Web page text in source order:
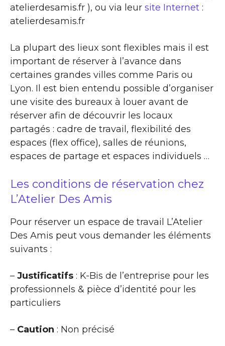
atelierdesamis.fr ), ou via leur site Internet :
atelierdesamis.fr
La plupart des lieux sont flexibles mais il est
important de réserver à l’avance dans
certaines grandes villes comme Paris ou
Lyon. Il est bien entendu possible d’organiser
une visite des bureaux à louer avant de
réserver afin de découvrir les locaux
partagés : cadre de travail, flexibilité des
espaces (flex office), salles de réunions,
espaces de partage et espaces individuels …
Les conditions de réservation chez
L’Atelier Des Amis
Pour réserver un espace de travail L’Atelier
Des Amis peut vous demander les éléments
suivants :
– Justificatifs : K-Bis de l’entreprise pour les
professionnels & pièce d’identité pour les
particuliers
– Caution : Non précisé